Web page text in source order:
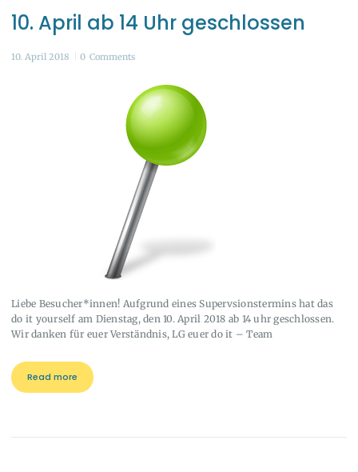
10. April ab 14 Uhr geschlossen
10. April 2018 0 Comments
Liebe Besucher*innen! Aufgrund eines Supervsionstermins hat das
do it yourself am Dienstag, den 10. April 2018 ab 14 uhr geschlossen.
Wir danken für euer Verständnis, LG euer do it – Team
Read more